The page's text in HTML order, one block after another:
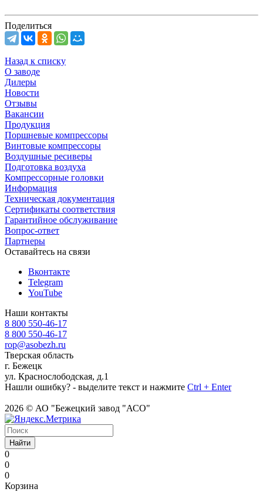
Поделиться
Назад к списку
О заводе
Дилеры
Новости
Отзывы
Вакансии
Продукция
Поршневые компрессоры
Винтовые компрессоры
Воздушные ресиверы
Подготовка воздуха
Компрессорные головки
Информация
Техническая документация
Сертификаты соответствия
Гарантийное обслуживание
Вопрос-ответ
Партнеры
Оставайтесь на связи
Вконтакте
Telegram
YouTube
Наши контакты
8 800 550-46-17
8 800 550-46-17
rop@asobezh.ru
Тверская область
г. Бежецк
ул. Краснослободская, д.1
Нашли ошибку? - выделите текст и нажмите Ctrl + Enter
2026 © АО "Бежецкий завод "АСО"
Найти
0
0
0
Корзина